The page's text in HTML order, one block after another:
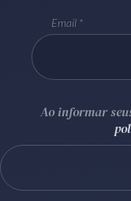
Email
Ao informar